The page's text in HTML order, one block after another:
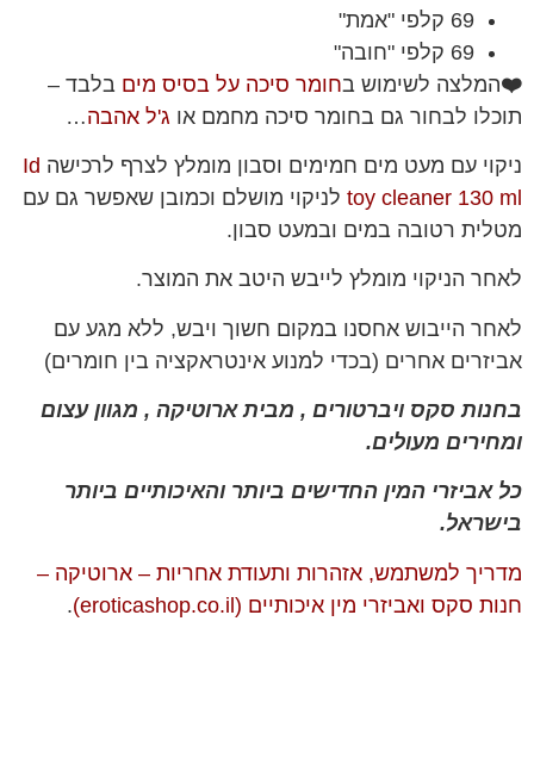
69 קלפי "אמת"
69 קלפי "חובה"
❤️המלצה לשימוש בחומר סיכה על בסיס מים בלבד –
תוכלו לבחור גם בחומר סיכה מחמם או ג'ל אהבה…
ניקוי עם מעט מים חמימים וסבון מומלץ לצרף לרכישה Id
toy cleaner 130 ml לניקוי מושלם וכמובן שאפשר גם עם
מטלית רטובה במים ובמעט סבון.
לאחר הניקוי מומלץ לייבש היטב את המוצר.
לאחר הייבוש אחסנו במקום חשוך ויבש, ללא מגע עם
אביזרים אחרים (בכדי למנוע אינטראקציה בין חומרים)
בחנות סקס ויברטורים , מבית ארוטיקה , מגוון עצום
ומחירים מעולים.
כל אביזרי המין החדישים ביותר והאיכותיים ביותר
בישראל.
מדריך למשתמש, אזהרות ותעודת אחריות – ארוטיקה –
חנות סקס ואביזרי מין איכותיים (eroticashop.co.il)
.